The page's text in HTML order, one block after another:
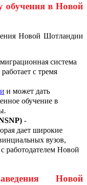
обучения в Новой
Новой Шотландии
система
работает с тремя
и может дать
обучение в
-
дает широкие
вузов,
работодателем Новой
Новой